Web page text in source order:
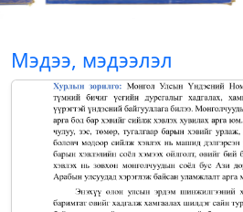
Мэдээ, мэдээлэл